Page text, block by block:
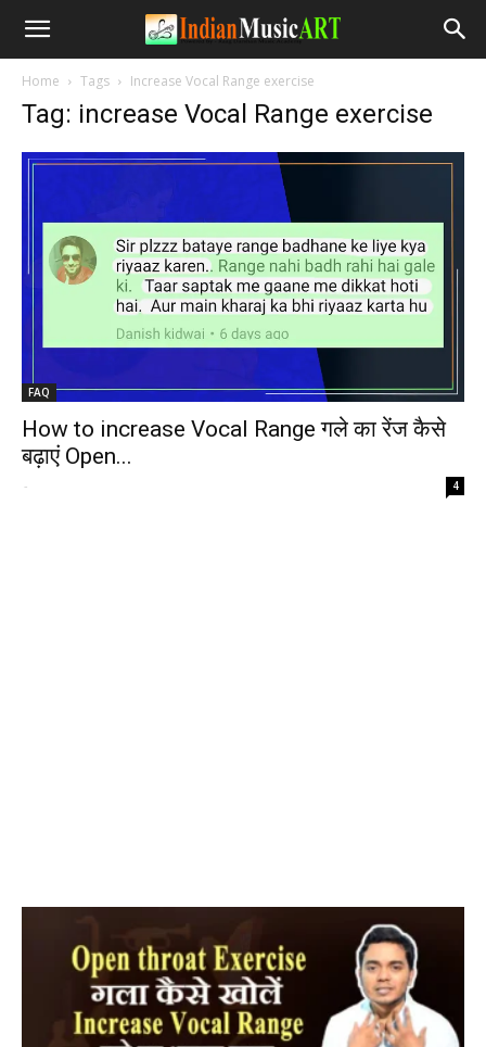
Home Tags Increase Vocal Range exercise
Tag: increase Vocal Range exercise
FAQ
How to increase Vocal Range गले का रेंज कैसे
बढ़ाएं Open...
- 4